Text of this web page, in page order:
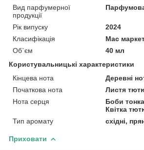
Вид парфумерної
продукції
Рік випуску
2024
Класифікація
Мас
Об`єм
40 мл
Користувальницькі характеристики
Кінцева нота
Деревні
Початкова нота
Листя
Нота серця
Боби
Квітка
Тип аромату
східні,
Приховати